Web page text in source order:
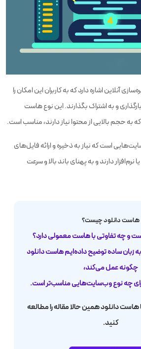
آنلاین اشاره دارد که به کاربران این امکان را
و به اشتراک بگذارند. این نوع هاست
حجم بالایی از محتوا نیاز دارند، مناسب است.
است که نیاز به ذخیره و ارائه فایل‌های
دارند و به پهنای باند بالا و سرعت
هاست دانلود چیست؟
و چه تفاوتی با هاست معمولی دارد؟
زبان ساده توضیح داده‌ایم هاست دانلود
چگونه عمل می‌کند،
برای چه نوع وب‌سایت‌هایی مناسب‌تر است.
هاست دانلود همین حالا مقاله را مطالعه
کنید.